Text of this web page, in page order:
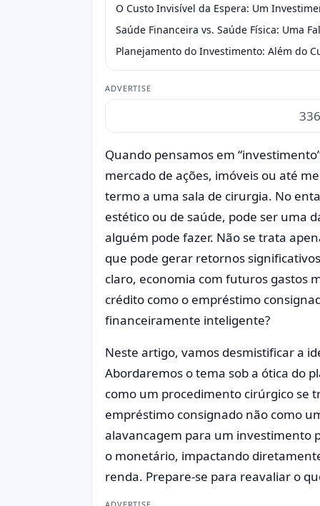
O Custo Invisível da Espera: Um
Saúde Financeira vs. Saúde Física: Uma
Planejamento do Investimento: Além do
ADVERTISE
Quando pensamos em
mercado de ações, imóveis ou até
termo a uma sala de cirurgia. No
estético ou de saúde, pode ser uma
alguém pode fazer. Não se trata
que pode gerar retornos
claro, economia com futuros gastos
crédito como o empréstimo
financeiramente inteligente?
Neste artigo, vamos desmistificar a
Abordaremos o tema sob a ótica do
como um procedimento cirúrgico se
empréstimo consignado não como
alavancagem para um investimento
o monetário, impactando
renda. Prepare-se para reavaliar o